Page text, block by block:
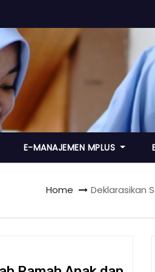
E-MANAJEMEN MPLUS
Home Deklarasikan